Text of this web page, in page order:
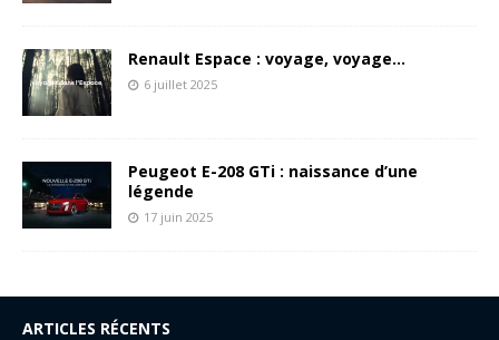
Renault Espace : voyage, voyage…
6 juillet 2025
Peugeot E-208 GTi : naissance d’une
légende
17 juin 2025
ARTICLES RÉCENTS